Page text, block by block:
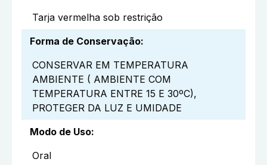
Tarja vermelha sob restrição
Forma de Conservação:
CONSERVAR EM TEMPERATURA
AMBIENTE ( AMBIENTE COM
TEMPERATURA ENTRE 15 E 30ºC),
PROTEGER DA LUZ E UMIDADE
Modo de Uso:
Oral